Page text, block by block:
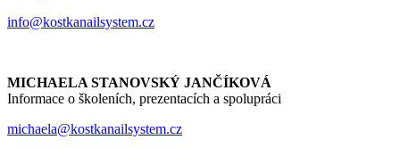
info@kostkanailsystem.cz
MICHAELA STANOVSKÝ JANČÍKOVÁ
Informace o školeních, prezentacích a spolupráci
michaela@kostkanailsystem.cz